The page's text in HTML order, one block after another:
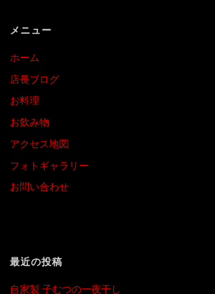
メニュー
ホーム
店長ブログ
お料理
お飲み物
アクセス地図
フォトギャラリー
お問い合わせ
最近の投稿
自家製 子むつの一夜干し